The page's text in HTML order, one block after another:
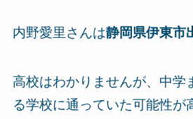
内野愛里さんは静岡県伊東市
高校はわかりませんが、中学
る学校に通っていた可能性が